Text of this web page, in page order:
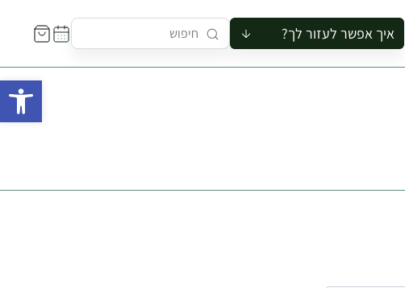
איך אפשר לעזור לך?
להזמין סיור לקבוצה
לתאם ביקור בצריף